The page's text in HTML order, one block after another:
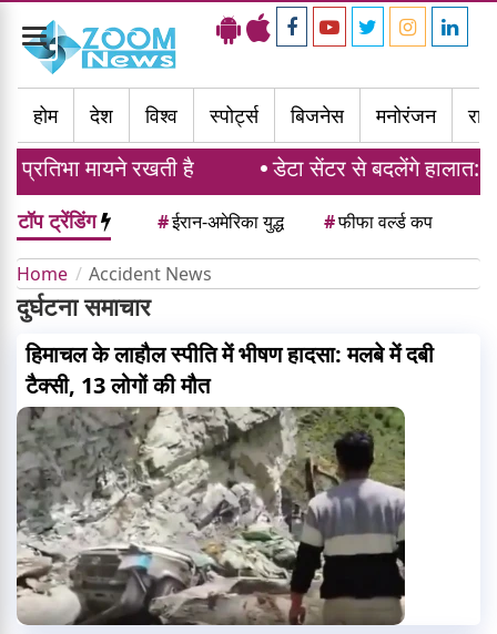
Toggle
navigation
होम
देश विश्व स्पोर्ट्स बिजनेस मनोरंजन
मायने रखती है डेटा सेंटर से बदलेंगे हालात:
टॉप ट्रेंडिंग #ईरान-अमेरिका युद्ध #फीफा वर्ल्ड कप
Home Accident News
दुर्घटना समाचार
हिमाचल के लाहौल स्पीति में भीषण हादसा: मलबे में दबी
टैक्सी, 13 लोगों की मौत